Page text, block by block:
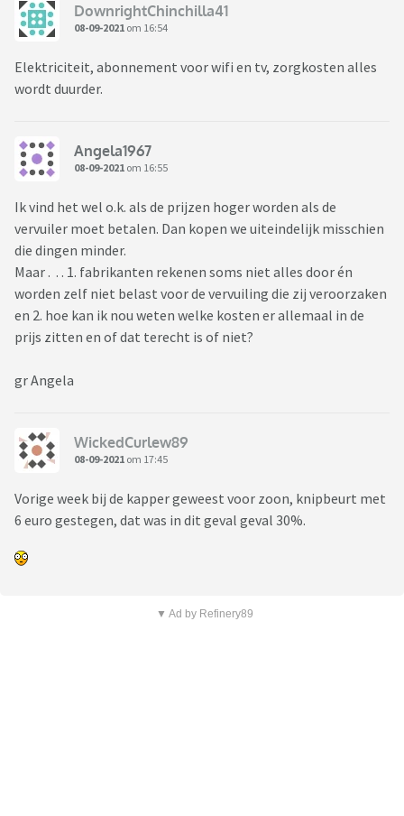
DownrightChinchilla41
08-09-2021 om 16:54
Elektriciteit, abonnement voor wifi en tv, zorgkosten alles
wordt duurder.
Angela1967
08-09-2021 om 16:55
Ik vind het wel o.k. als de prijzen hoger worden als de
vervuiler moet betalen. Dan kopen we uiteindelijk misschien
die dingen minder.
Maar . . . 1. fabrikanten rekenen soms niet alles door én
worden zelf niet belast voor de vervuiling die zij veroorzaken
en 2. hoe kan ik nou weten welke kosten er allemaal in de
prijs zitten en of dat terecht is of niet?
gr Angela
WickedCurlew89
08-09-2021 om 17:45
Vorige week bij de kapper geweest voor zoon, knipbeurt met
6 euro gestegen, dat was in dit geval geval 30%.
▼ Ad by Refinery89